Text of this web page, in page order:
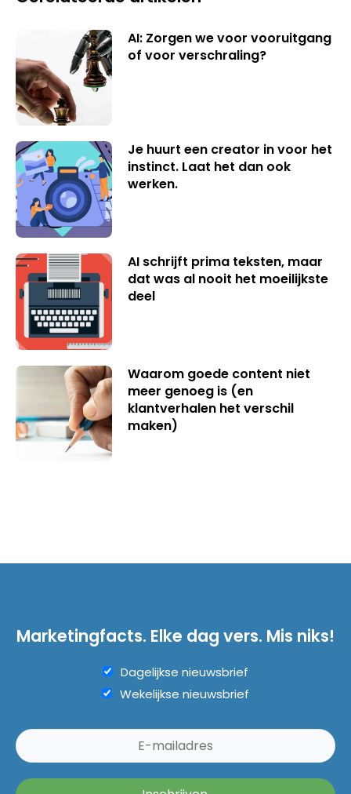
AI: Zorgen we voor vooruitgang
of voor verschraling?
Je huurt een creator in voor het
instinct. Laat het dan ook
werken.
AI schrijft prima teksten, maar
dat was al nooit het moeilijkste
deel
Waarom goede content niet
meer genoeg is (en
klantverhalen het verschil
maken)
Marketingfacts. Elke dag vers. Mis niks!
Dagelijkse nieuwsbrief
Wekelijkse nieuwsbrief